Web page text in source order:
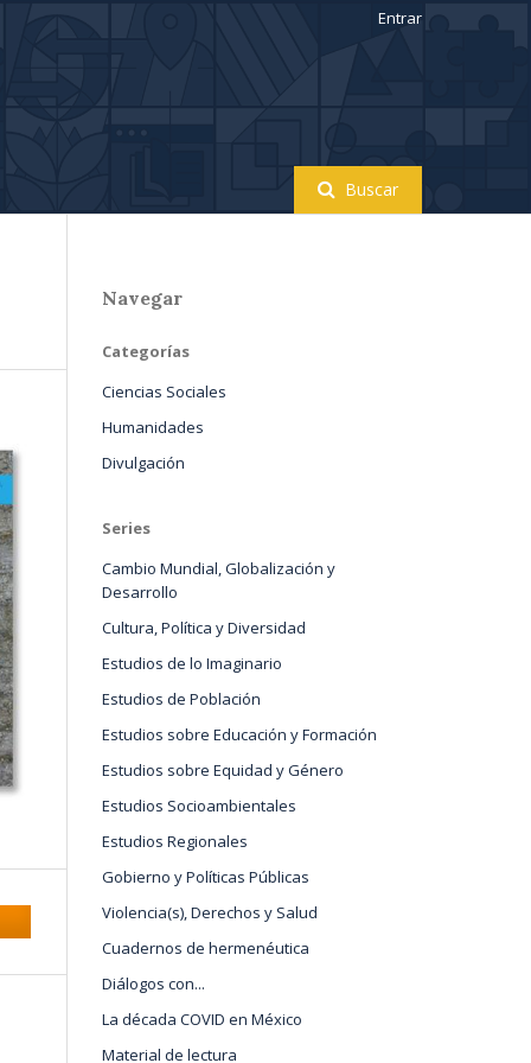
Buscar
Entrar
Navegar
Categorías
Ciencias Sociales
Humanidades
Divulgación
Series
Cambio Mundial, Globalización y
Desarrollo
Cultura, Política y Diversidad
Estudios de lo Imaginario
Estudios de Población
Estudios sobre Educación y Formación
Estudios sobre Equidad y Género
Estudios Socioambientales
Estudios Regionales
Gobierno y Políticas Públicas
Violencia(s), Derechos y Salud
Cuadernos de hermenéutica
Diálogos con...
La década COVID en México
Material de lectura